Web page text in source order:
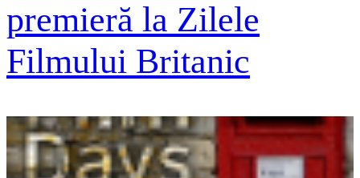
premieră la Zilele
Filmului Britanic